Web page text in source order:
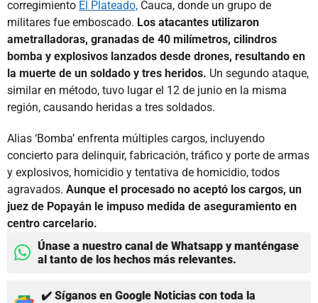
corregimiento El Plateado, Cauca, donde un grupo de
militares fue emboscado. Los atacantes utilizaron
ametralladoras, granadas de 40 milímetros, cilindros
bomba y explosivos lanzados desde drones, resultando en
la muerte de un soldado y tres heridos. Un segundo ataque,
similar en método, tuvo lugar el 12 de junio en la misma
región, causando heridas a tres soldados.
Alias ‘Bomba’ enfrenta múltiples cargos, incluyendo
concierto para delinquir, fabricación, tráfico y porte de armas
y explosivos, homicidio y tentativa de homicidio, todos
agravados. Aunque el procesado no aceptó los cargos, un
juez de Popayán le impuso medida de aseguramiento en
centro carcelario.
Únase a nuestro canal de Whatsapp y manténgase
al tanto de los hechos más relevantes.
✔️ Síganos en Google Noticias con toda la